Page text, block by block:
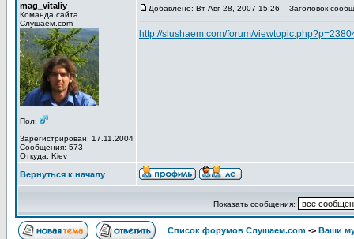
mag_vitaliy
Команда сайта
Слушаем.com
Пол:
Зарегистрирован: 17.11.2004
Сообщения: 573
Откуда: Kiev
Добавлено: Вт Авг 28, 2007 15:26 Заголовок
http://slushaem.com/forum/
Вернуться к началу
Показать сообщения:
Список форумов Слушаем.com -> Ваши